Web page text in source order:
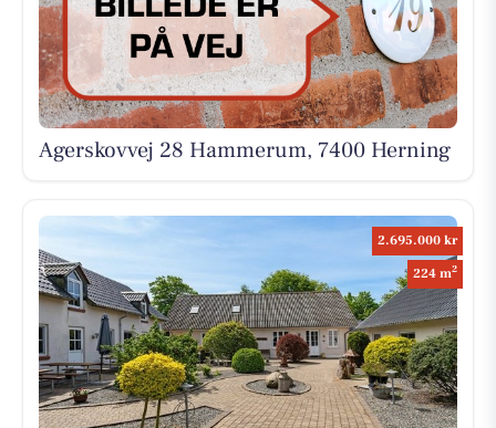
Agerskovvej 28 Hammerum, 7400 Herning
2.695.000 kr
224 m2